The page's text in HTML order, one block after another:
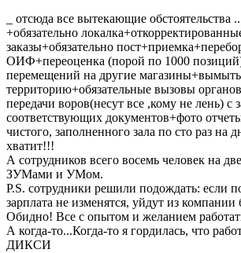
_ отсюда все вытекающие обстоятельства
+обязательно
заказы+обязательно
ОИФ+переоценка (порой по 1000
перемещений на другие
территорию+обязательные вызовы
передачи воров(несут все ,кому не лень) с
соответствующих документов+фото
чистого, заполненного зала по сто раз на
хватит!!!
А сотрудников всего восемь человек на
ЗУМами и УМом.
P.S. сотрудники решили подождать: если
зарплата не изменятся, уйдут из компании
Обидно! Все с опытом и желанием
А когда-то...Когда-то я гордилась, что
ДИКСИ